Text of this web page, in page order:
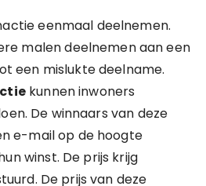
eenmaal deelnemen.
malen deelnemen aan een
een mislukte deelname.
kunnen inwoners
De winnaars van deze
e-mail op de hoogte
winst. De prijs krijg
De prijs van deze